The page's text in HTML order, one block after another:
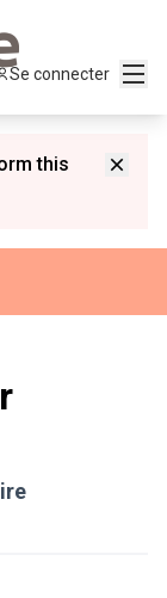
Se connecter
this